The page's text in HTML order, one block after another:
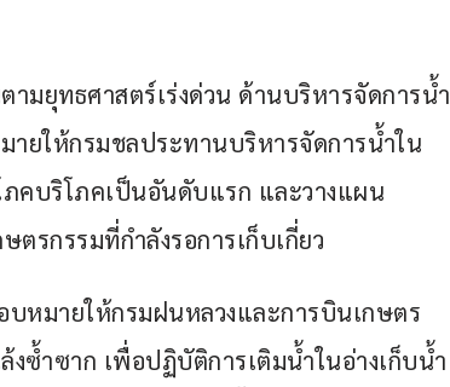
ามยุทธศาสตร์เร่งด่วน ด้านบริหารจัดการน้ำ
ยให้กรมชลประทานบริหารจัดการน้ำใน
ภคบริโภคเป็นอันดับแรก และวางแผน
รกรรมที่กำลังรอการเก็บเกี่ยว
หมายให้กรมฝนหลวงและการบินเกษตร
ซ้ำซาก เพื่อปฏิบัติการเติมน้ำในอ่างเก็บน้ำ